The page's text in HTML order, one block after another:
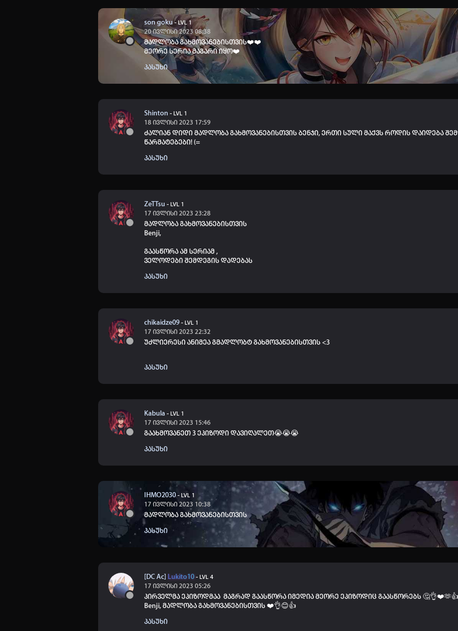
son goku- LVL 1
20 ივლისი 2023 08:38
მადლობა გახმოვანებისთვის❤️❤️
მეორე სერია მაგარი იყო❤️
პასუხი
Shinton - LVL 1
18 ივლისი 2023 17:59
ძალიან დიდი მადლობა გახმოვანებისთვის ბენჯი, ერთი სული მაქვს როდის დაიდება
წარმატებები! (=
პასუხი
ZeTTsu - LVL 1
17 ივლისი 2023 23:28
მადლობა გახმოვანებისთვის
Benji,
გაასწორა ამ სერიამ ,
ველოდები შემდეგის დადებას
პასუხი
chikaidze09 - LVL 1
17 ივლისი 2023 22:32
უძლიერესი ანიმეა გმადლობტ გახმოვანებისთვის <3
პასუხი
Kabula - LVL 1
17 ივლისი 2023 15:46
გაახმოვანეთ 3 ეპიზოდი დავიღალეთ😭😭😭
პასუხი
IHMO2030 - LVL 1
17 ივლისი 2023 10:38
მადლობა გახმოვანებისთვის
პასუხი
[DC Ac] Lukito10 - LVL 4
17 ივლისი 2023 05:26
პირველმა ეპიზოდმაა მაგრად გაასწორა იმედია მეორე ეპიზოდიც გაასწორებს 🤔👌❤️🫶👍
Benji, მადლობა გახმოვანებისთვის ❤️👌😊👍
პასუხი